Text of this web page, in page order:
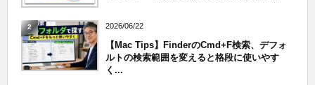
2 2026/06/22
【Mac Tips】FinderのCmd+F検索、デフォ
ルトの検索範囲を変えると格段に使いやす
く...